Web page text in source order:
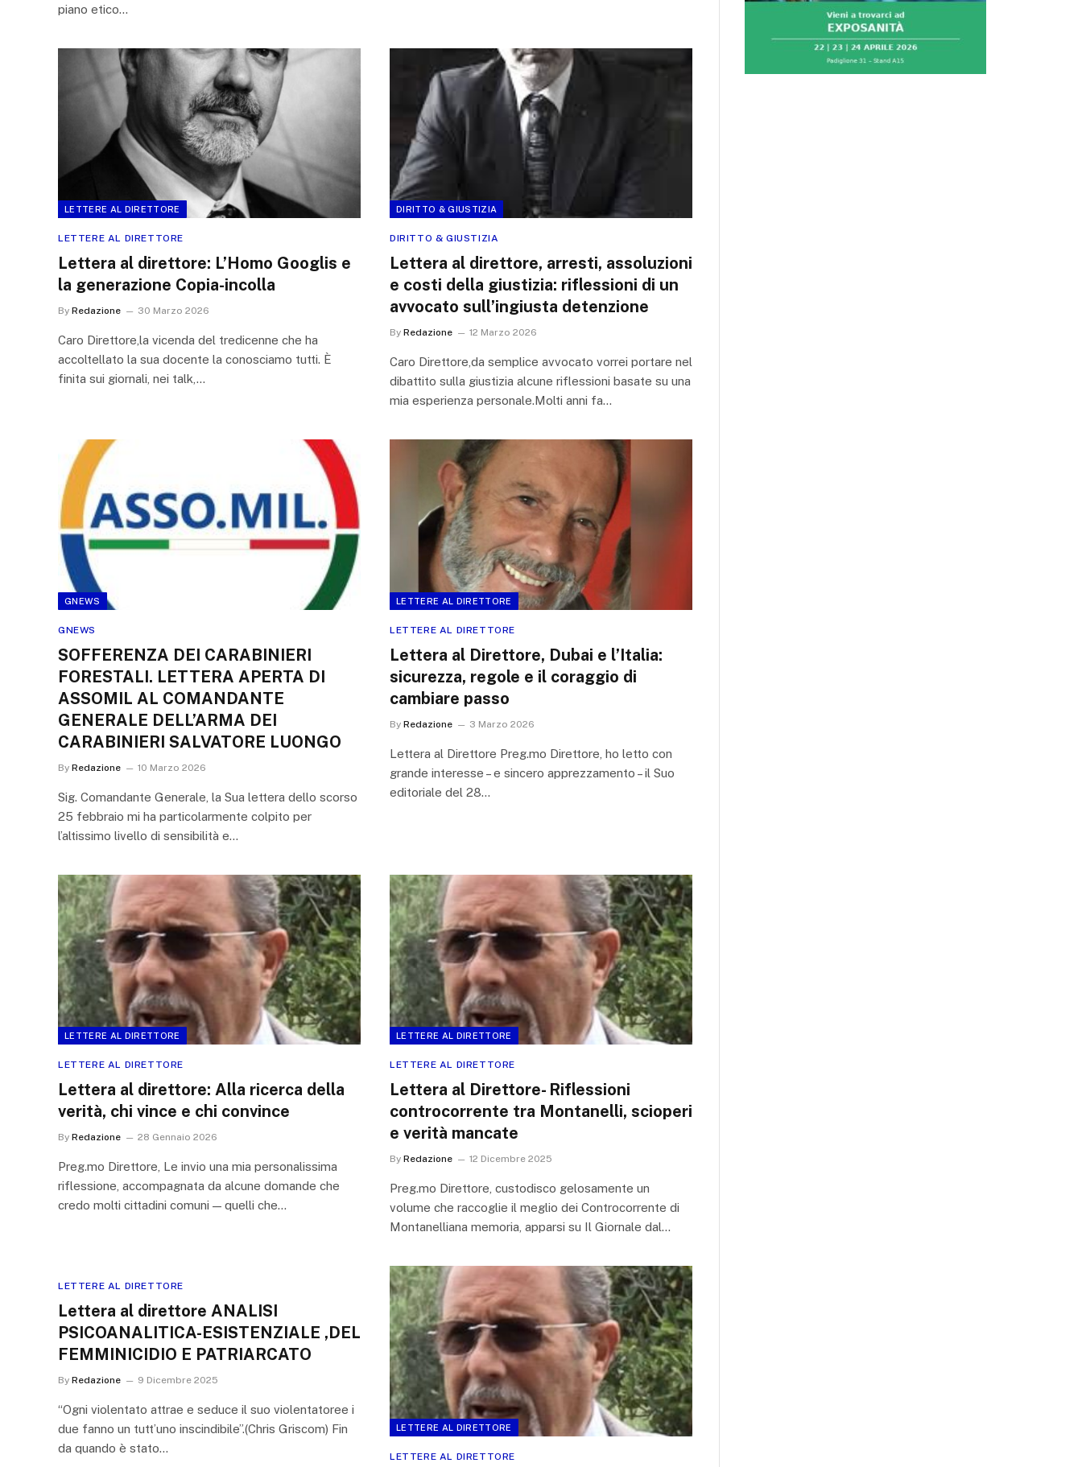
piano etico…
LETTERE AL DIRETTORE
LETTERE AL DIRETTORE
Lettera al direttore: L’Homo Googlis e
la generazione Copia-incolla
By Redazione 30 Marzo 2026
Caro Direttore,la vicenda del tredicenne che ha
accoltellato la sua docente la conosciamo tutti. È
finita sui giornali, nei talk,…
DIRITTO & GIUSTIZIA
DIRITTO & GIUSTIZIA
Lettera al direttore, arresti, assoluzioni
e costi della giustizia: riflessioni di un
avvocato sull’ingiusta detenzione
By Redazione 12 Marzo 2026
Caro Direttore,da semplice avvocato vorrei portare nel
dibattito sulla giustizia alcune riflessioni basate su una
mia esperienza personale.Molti anni fa…
GNEWS
GNEWS
SOFFERENZA DEI CARABINIERI
FORESTALI. LETTERA APERTA DI
ASSOMIL AL COMANDANTE
GENERALE DELL’ARMA DEI
CARABINIERI SALVATORE LUONGO
By Redazione 10 Marzo 2026
Sig. Comandante Generale, la Sua lettera dello scorso
25 febbraio mi ha particolarmente colpito per
l’altissimo livello di sensibilità e…
LETTERE AL DIRETTORE
LETTERE AL DIRETTORE
Lettera al Direttore, Dubai e l’Italia:
sicurezza, regole e il coraggio di
cambiare passo
By Redazione 3 Marzo 2026
Lettera al Direttore Preg.mo Direttore, ho letto con
grande interesse – e sincero apprezzamento – il Suo
editoriale del 28…
LETTERE AL DIRETTORE
LETTERE AL DIRETTORE
Lettera al direttore: Alla ricerca della
verità, chi vince e chi convince
By Redazione 28 Gennaio 2026
Preg.mo Direttore, Le invio una mia personalissima
riflessione, accompagnata da alcune domande che
credo molti cittadini comuni — quelli che…
LETTERE AL DIRETTORE
LETTERE AL DIRETTORE
Lettera al Direttore- Riflessioni
controcorrente tra Montanelli, scioperi
e verità mancate
By Redazione 12 Dicembre 2025
Preg.mo Direttore, custodisco gelosamente un
volume che raccoglie il meglio dei Controcorrente di
Montanelliana memoria, apparsi su Il Giornale dal…
LETTERE AL DIRETTORE
Lettera al direttore ANALISI
PSICOANALITICA-ESISTENZIALE ,DEL
FEMMINICIDIO E PATRIARCATO
By Redazione 9 Dicembre 2025
“Ogni violentato attrae e seduce il suo violentatoree i
due fanno un tutt’uno inscindibile”.(Chris Griscom) Fin
da quando è stato…
LETTERE AL DIRETTORE
LETTERE AL DIRETTORE